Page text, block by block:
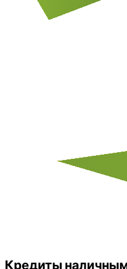
Кредиты